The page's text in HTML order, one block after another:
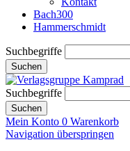
Bach300
Hammerschmidt
Suchbegriffe
Suchen
Suchbegriffe
Suchen
Mein Konto 0 Warenkorb
Navigation überspringen